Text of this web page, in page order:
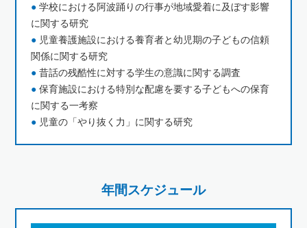
●学校における阿波踊りの行事が地域愛着に及ぼす影響
に関する研究
●児童養護施設における養育者と幼児期の子どもの信頼
関係に関する研究
●昔話の残酷性に対する学生の意識に関する調査
●保育施設における特別な配慮を要する子どもへの保育
に関する一考察
●児童の「やり抜く力」に関する研究
年間スケジュール